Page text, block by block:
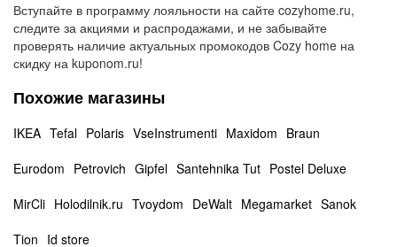
Вступайте в программу лояльности на сайте cozyhome.ru,
следите за акциями и распродажами, и не забывайте
проверять наличие актуальных промокодов Cozy home на
скидку на kuponom.ru!
Похожие магазины
IKEA Tefal Polaris VseInstrumenti Maxidom Braun
Eurodom Petrovich Gipfel Santehnika Tut Postel Deluxe
MirCli Holodilnik.ru Tvoydom DeWalt Megamarket Sanok
Tion Id store